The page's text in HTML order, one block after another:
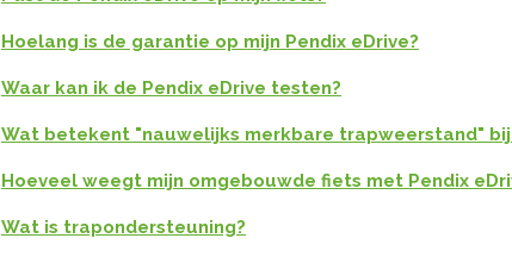
Hoelang is de garantie op mijn Pendix eDrive?
Waar kan ik de Pendix eDrive testen?
Wat betekent "nauwelijks merkbare trapweerstand"
Hoeveel weegt mijn omgebouwde fiets met Pendix
Wat is trapondersteuning?